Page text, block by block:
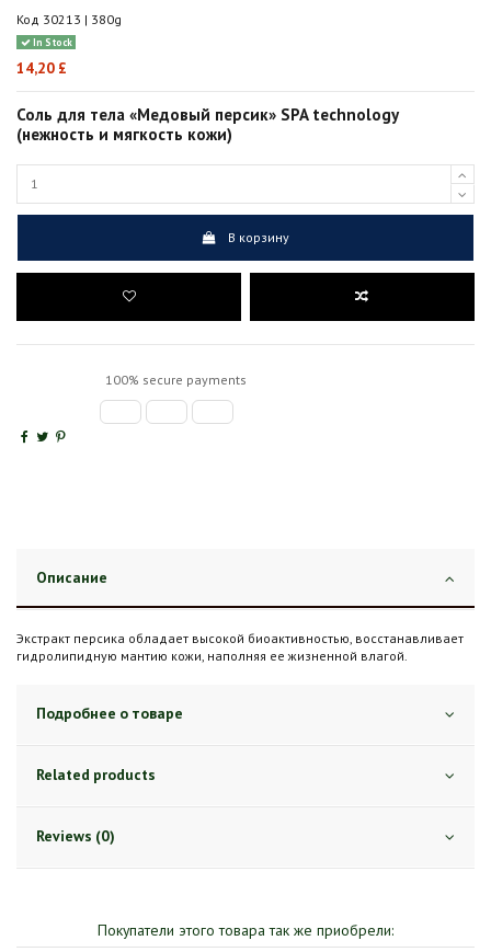
Код 30213 | 380g
In Stock
14,20 £
Соль для тела «Медовый персик» SPA technology
(нежность и мягкость кожи)
В корзину
100% secure payments
Описание
Экстракт персика обладает высокой биоактивностью, восстанавливает
гидролипидную мантию кожи, наполняя ее жизненной влагой.
Подробнее о товаре
Related products
Reviews (0)
Покупатели этого товара так же приобрели: